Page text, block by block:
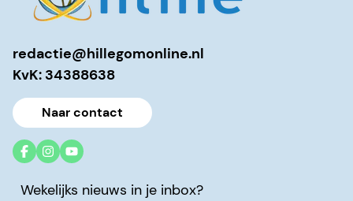
redactie@hillegomonline.nl
KvK: 34388638
Naar contact
Wekelijks nieuws in je inbox?